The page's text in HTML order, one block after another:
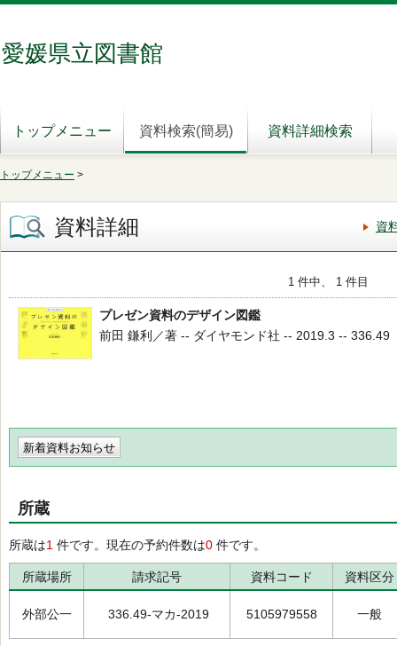
愛媛県立図書館
トップメニュー 資料検索(簡易) 資料詳細検索
トップメニュー >
資料詳細 資
1 件中、 1 件目
プレゼン資料のデザイン図鑑
前田 鎌利／著 -- ダイヤモンド社 -- 2019.3 -- 336.49
新着資料お知らせ
所蔵
所蔵は1 件です。現在の予約件数は0 件です。
所蔵場所 請求記号 資料コード 資料区分
外部公一 336.49-マカ-2019 5105979558 一般